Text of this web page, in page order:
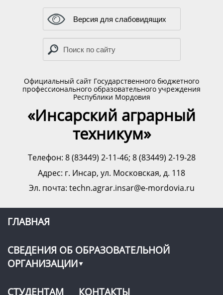
Версия для слабовидящих
Официальный сайт Государственного бюджетного
профессионального образовательного учреждения
Республики Мордовия
«Инсарский аграрный
техникум»
Телефон: 8 (83449) 2-11-46; 8 (83449) 2-19-28
Адрес: г. Инсар, ул. Московская, д. 118
Эл. почта: techn.agrar.insar@e-mordovia.ru
ГЛАВНАЯ
СВЕДЕНИЯ ОБ ОБРАЗОВАТЕЛЬНОЙ
ОРГАНИЗАЦИИ
СТУДЕНТАМ КОНТАКТЫ